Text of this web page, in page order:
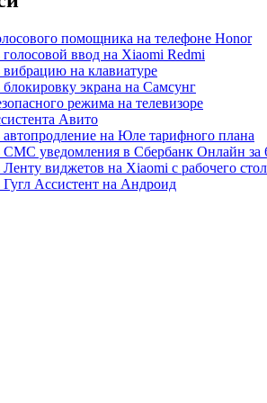
помощника на телефоне Honor
ввод на Xiaomi Redmi
на клавиатуре
экрана на Самсунг
режима на телевизоре
Авито
на Юле тарифного плана
СМС уведомления в Сбербанк Онлайн за
виджетов на Xiaomi с рабочего
Ассистент на Андроид